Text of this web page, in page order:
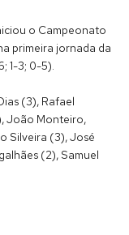
o Campeonato
primeira jornada da
1-3; 0-5).
(3), Rafael
João Monteiro,
Silveira (3), José
(2), Samuel